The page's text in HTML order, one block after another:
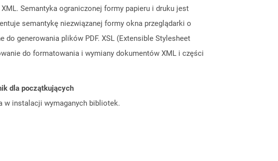
Semantyka ograniczonej formy papieru i druku jest
semantykę niezwiązanej formy okna przeglądarki o
generowania plików PDF. XSL (Extensible Stylesheet
do formatowania i wymiany dokumentów XML i części
dla początkujących
w instalacji wymaganych bibliotek.